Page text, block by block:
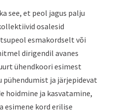
see, et peol jagus palju
osalesid
esmakordselt või
dirigendil avanes
ühendkoori esimest
pühendumist ja järjepidevat
hoidmine ja kasvatamine,
esimene kord erilise